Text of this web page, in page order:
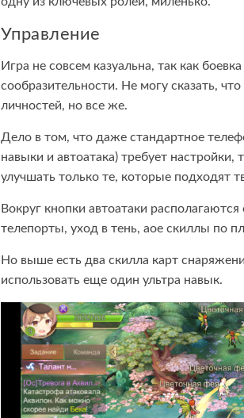
Управление
Игра не совсем казуальна, так как
сообразительности. Не могу сказать,
личностей, но все же.
Дело в том, что даже стандартное
навыки и автоатака) требует
улучшать только те, которые подходят
Вокруг кнопки автоатаки
телепорты, уход в тень, аое скиллы по
Но выше есть два скилла карт
использовать еще один ультра навык.